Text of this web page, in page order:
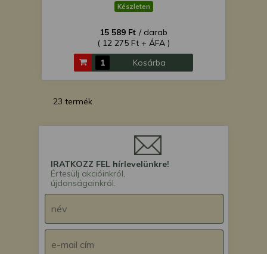
Készleten
15 589 Ft / darab
( 12 275 Ft + ÁFA )
Kosárba
23 termék
IRATKOZZ FEL hírlevelünkre!
Értesülj akcióinkról,
újdonságainkról.